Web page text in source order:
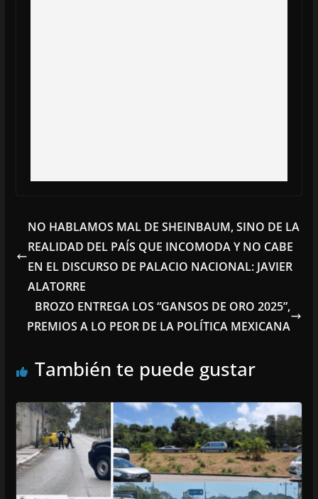
NO HABLAMOS MAL DE SHEINBAUM, SINO DE LA
REALIDAD DEL PAÍS QUE INCOMODA Y NO CABE
EN EL DISCURSO DE PALACIO NACIONAL: JAVIER
ALATORRE
BROZO ENTREGA LOS “GANSOS DE ORO 2025”,
PREMIOS A LO PEOR DE LA POLÍTICA MEXICANA
También te puede gustar